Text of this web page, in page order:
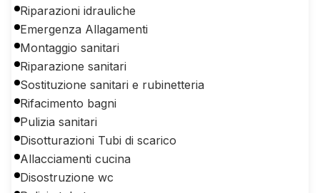
Riparazioni idrauliche
Emergenza Allagamenti
Montaggio sanitari
Riparazione sanitari
Sostituzione sanitari e rubinetteria
Rifacimento bagni
Pulizia sanitari
Disotturazioni Tubi di scarico
Allacciamenti cucina
Disostruzione wc